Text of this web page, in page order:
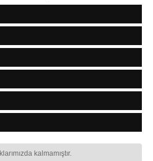
kalmamıştır.